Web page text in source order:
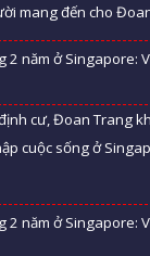
mang đến cho
cư, Đoan Trang
cuộc sống ở